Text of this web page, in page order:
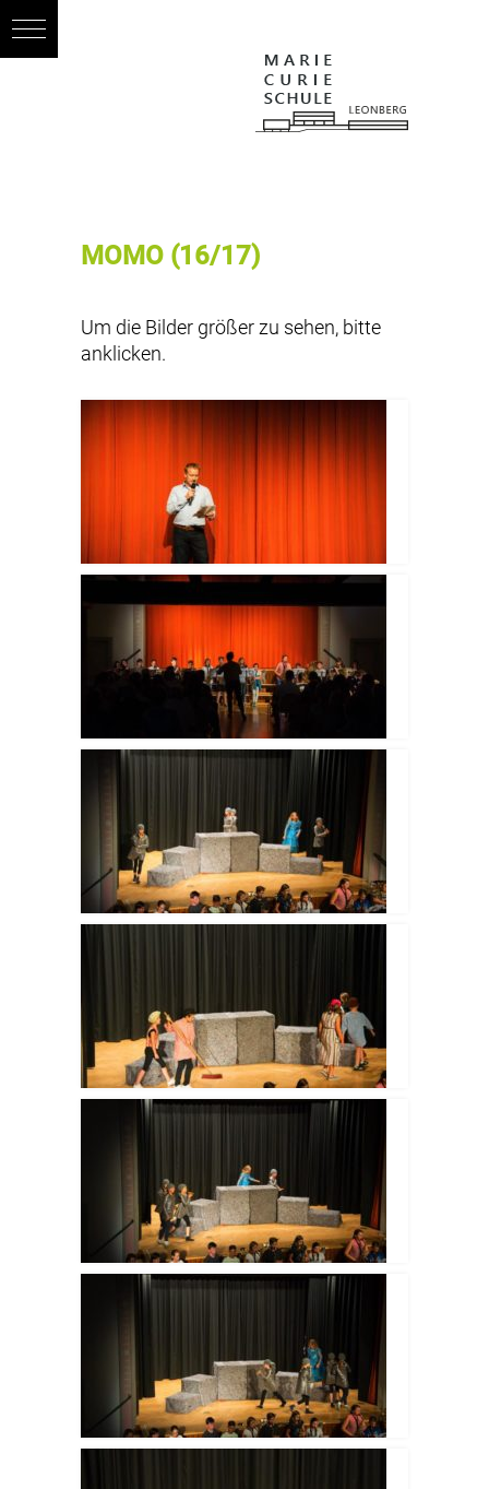
MOMO (16/17)
Um die Bilder größer zu sehen, bitte
anklicken.